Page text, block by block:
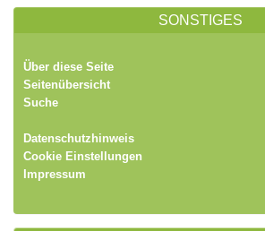
SONSTIGES
Über diese Seite
Seitenübersicht
Suche
Datenschutzhinweis
Cookie Einstellungen
Impressum